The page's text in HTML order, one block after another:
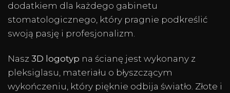
dodatkiem dla każdego gabinetu
stomatologicznego, który pragnie podkreślić
swoją pasję i profesjonalizm.
Nasz 3D logotyp na ścianę jest wykonany z
pleksiglasu, materiału o błyszczącym
wykończeniu, który pięknie odbija światło. Złote i